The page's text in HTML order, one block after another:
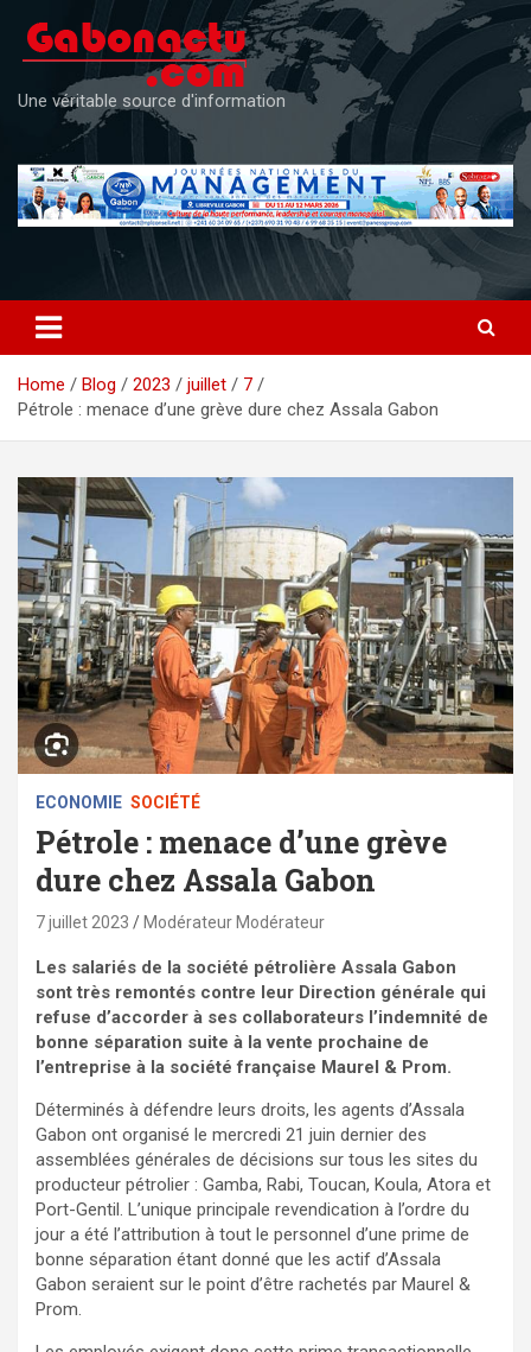
content
Une véritable source d'information
Home Blog 2023 juillet
7
Pétrole : menace d’une grève dure chez Assala Gabon
ECONOMIE SOCIÉTÉ
Pétrole : menace d’une grève
dure chez Assala Gabon
7 juillet 2023 Modérateur Modérateur
Les salariés de la société pétrolière Assala Gabon
sont très remontés contre leur Direction générale qui
refuse d’accorder à ses collaborateurs l’indemnité de
bonne séparation suite à la vente prochaine de
l’entreprise à la société française Maurel & Prom.
Déterminés à défendre leurs droits, les agents d’Assala
Gabon ont organisé le mercredi 21 juin dernier des
assemblées générales de décisions sur tous les sites du
producteur pétrolier : Gamba, Rabi, Toucan, Koula, Atora et
Port-Gentil. L’unique principale revendication à l’ordre du
jour a été l’attribution à tout le personnel d’une prime de
bonne séparation étant donné que les actif d’Assala
Gabon seraient sur le point d’être rachetés par Maurel &
Prom.